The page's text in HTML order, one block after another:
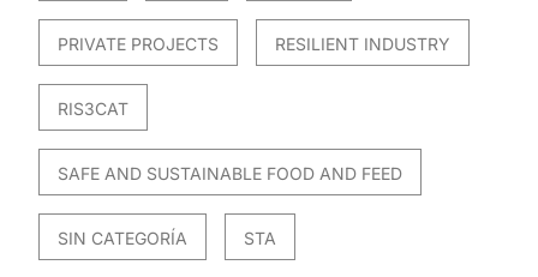
PRIVATE PROJECTS RESILIENT INDUSTRY
RIS3CAT
SAFE AND SUSTAINABLE FOOD AND FEED
SIN CATEGORÍA STA